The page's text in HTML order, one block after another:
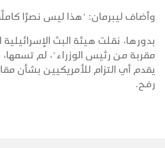
وأضاف ليبرمان: "هذا ليس نصرًا
بدورها، نقلت هيئة البث
مقربة من رئيس الوزراء"، لم تسمها،
يقدم أي التزام للأمريكيين بشأن
رفح.